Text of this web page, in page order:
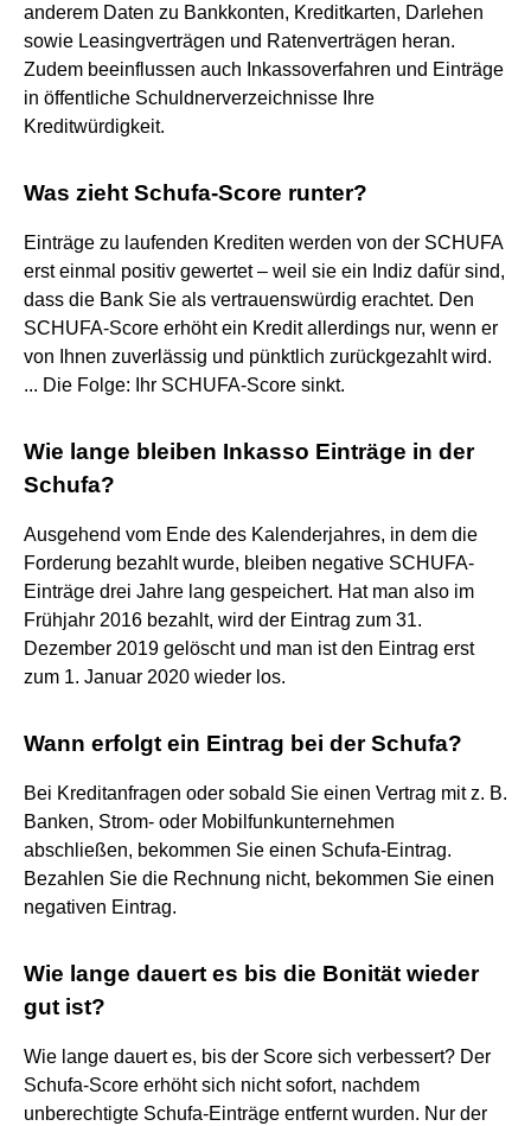
anderem Daten zu Bankkonten, Kreditkarten, Darlehen
sowie Leasingverträgen und Ratenverträgen heran.
Zudem beeinflussen auch Inkassoverfahren und Einträge
in öffentliche Schuldnerverzeichnisse Ihre
Kreditwürdigkeit.
Was zieht Schufa-Score runter?
Einträge zu laufenden Krediten werden von der SCHUFA
erst einmal positiv gewertet – weil sie ein Indiz dafür sind,
dass die Bank Sie als vertrauenswürdig erachtet. Den
SCHUFA-Score erhöht ein Kredit allerdings nur, wenn er
von Ihnen zuverlässig und pünktlich zurückgezahlt wird.
... Die Folge: Ihr SCHUFA-Score sinkt.
Wie lange bleiben Inkasso Einträge in der
Schufa?
Ausgehend vom Ende des Kalenderjahres, in dem die
Forderung bezahlt wurde, bleiben negative SCHUFA-
Einträge drei Jahre lang gespeichert. Hat man also im
Frühjahr 2016 bezahlt, wird der Eintrag zum 31.
Dezember 2019 gelöscht und man ist den Eintrag erst
zum 1. Januar 2020 wieder los.
Wann erfolgt ein Eintrag bei der Schufa?
Bei Kreditanfragen oder sobald Sie einen Vertrag mit z. B.
Banken, Strom- oder Mobilfunkunternehmen
abschließen, bekommen Sie einen Schufa-Eintrag.
Bezahlen Sie die Rechnung nicht, bekommen Sie einen
negativen Eintrag.
Wie lange dauert es bis die Bonität wieder
gut ist?
Wie lange dauert es, bis der Score sich verbessert? Der
Schufa-Score erhöht sich nicht sofort, nachdem
unberechtigte Schufa-Einträge entfernt wurden. Nur der